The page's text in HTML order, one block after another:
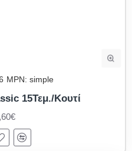
MPN: simple
15Τεμ./Κουτί